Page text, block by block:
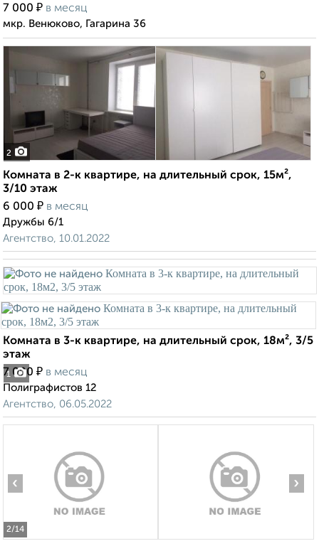
7 000 ₽ в месяц
мкр. Венюково, Гагарина 36
2
Комната в 2-к квартире, на длительный срок, 15м²,
3/10 этаж
6 000 ₽ в месяц
Дружбы 6/1
Агентство, 10.01.2022
1
Комната в 3-к квартире, на длительный срок, 18м², 3/5
этаж
7 000 ₽ в месяц
Полиграфистов 12
Агентство, 06.05.2022
2/14
‹ ›